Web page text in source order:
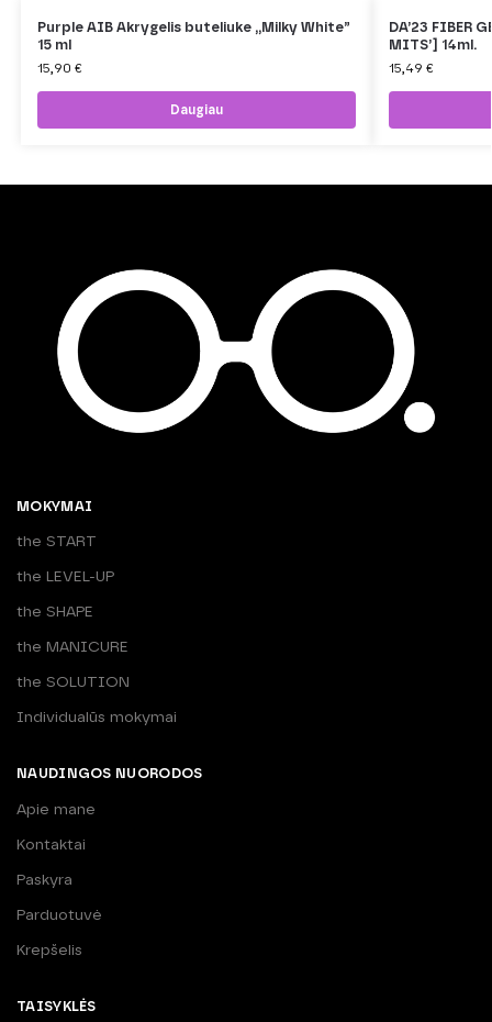
Purple AIB Akrygelis buteliuke ,,Milky White”
15 ml
15,90 €
Daugiau
DA’23 FIBER
MITS’] 14ml.
15,49 €
MOKYMAI
the START
the LEVEL-UP
the SHAPE
the MANICURE
the SOLUTION
Individualūs mokymai
NAUDINGOS NUORODOS
Apie mane
Kontaktai
Paskyra
Parduotuvė
Krepšelis
TAISYKLĖS